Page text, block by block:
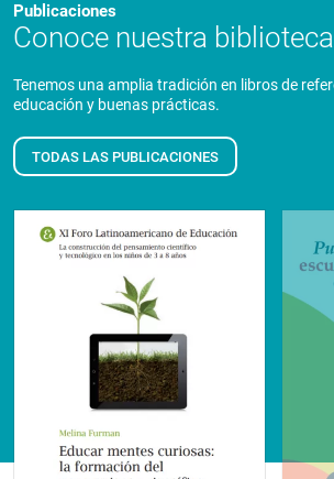
Publicaciones
Conoce nuestra
Tenemos una amplia tradición en libros de
educación y buenas prácticas.
TODAS LAS PUBLICACIONES